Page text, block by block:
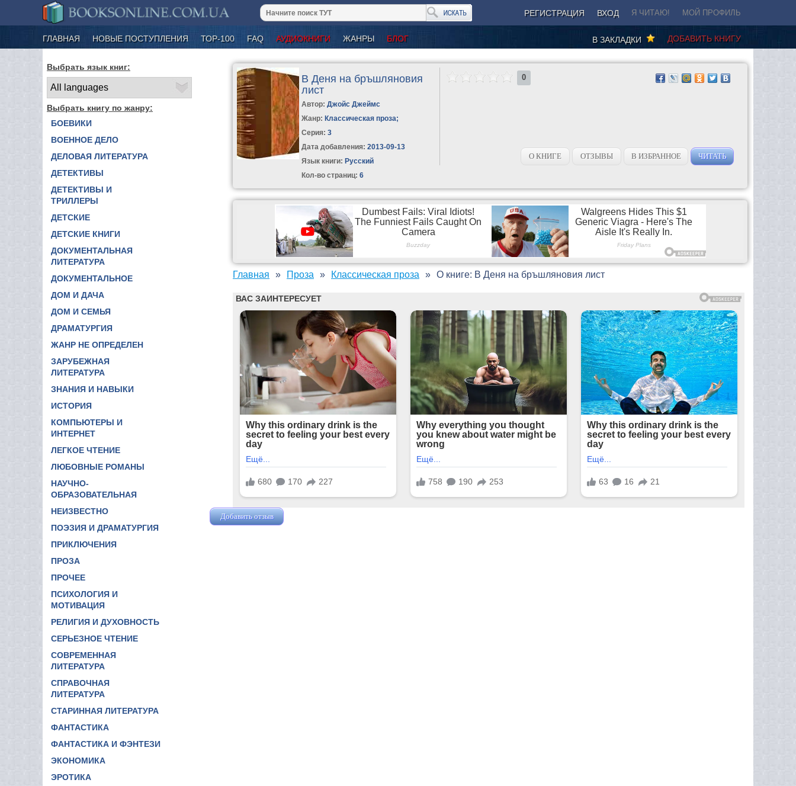
РЕГИСТРАЦИЯ ВХОД Я ЧИТАЮ! МОЙ ПРОФИЛЬ
ГЛАВНАЯ НОВЫЕ ПОСТУПЛЕНИЯ ТОР-100 FAQ АУДИОКНИГИ ЖАНРЫ БЛОГ ДОБАВИТЬ КНИГУ
В ЗАКЛАДКИ
Выбрать язык книг:
Выбрать книгу по жанру:
БОЕВИКИ
ВОЕННОЕ ДЕЛО
ДЕЛОВАЯ ЛИТЕРАТУРА
ДЕТЕКТИВЫ
ДЕТЕКТИВЫ И
ТРИЛЛЕРЫ
ДЕТСКИЕ
ДЕТСКИЕ КНИГИ
ДОКУМЕНТАЛЬНАЯ
ЛИТЕРАТУРА
ДОКУМЕНТАЛЬНОЕ
ДОМ И ДАЧА
ДОМ И СЕМЬЯ
ДРАМАТУРГИЯ
ЖАНР НЕ ОПРЕДЕЛЕН
ЗАРУБЕЖНАЯ
ЛИТЕРАТУРА
ЗНАНИЯ И НАВЫКИ
ИСТОРИЯ
КОМПЬЮТЕРЫ И
ИНТЕРНЕТ
ЛЕГКОЕ ЧТЕНИЕ
ЛЮБОВНЫЕ РОМАНЫ
НАУЧНО-
ОБРАЗОВАТЕЛЬНАЯ
НЕИЗВЕСТНО
ПОЭЗИЯ И ДРАМАТУРГИЯ
ПРИКЛЮЧЕНИЯ
ПРОЗА
ПРОЧЕЕ
ПСИХОЛОГИЯ И
МОТИВАЦИЯ
РЕЛИГИЯ И ДУХОВНОСТЬ
СЕРЬЕЗНОЕ ЧТЕНИЕ
СОВРЕМЕННАЯ
ЛИТЕРАТУРА
СПРАВОЧНАЯ
ЛИТЕРАТУРА
СТАРИННАЯ ЛИТЕРАТУРА
ФАНТАСТИКА
ФАНТАСТИКА И ФЭНТЕЗИ
ЭКОНОМИКА
ЭРОТИКА
В Деня на бръшляновия
лист
Автор:Джойс Джеймс
Жанр: Классическая проза;
Серия:3
Дата добавления: 2013-09-13
Язык книги: Русский
Кол-во страниц: 6
0
О КНИГЕ ОТЗЫВЫ В ИЗБРАННОЕ ЧИТАТЬ
Главная Проза Классическая проза О книге: В Деня на бръшляновия лист
Добавить отзыв